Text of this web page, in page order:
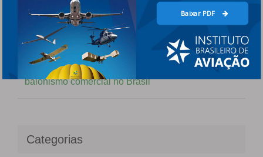
Aeronáutico, Espacial e Aeroportuário da OAB
Nacional
Aperfeiçoamento da regulamentação da prática de
balonismo comercial no Brasil
Categorias
Baixar PDF